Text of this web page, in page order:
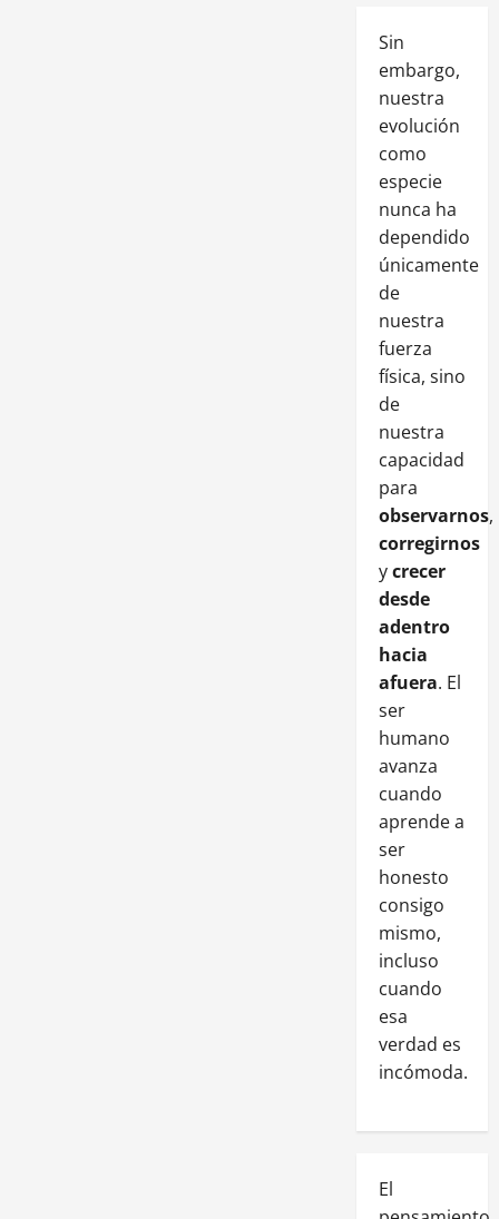
Sin
embargo,
nuestra
evolución
como
especie
nunca ha
dependido
únicamente
de
nuestra
fuerza
física, sino
de
nuestra
capacidad
para
observarnos,
corregirnos
ycrecer
desde
adentro
hacia
afuera. El
ser
humano
avanza
cuando
aprende a
ser
honesto
consigo
mismo,
incluso
cuando
esa
verdad es
incómoda.
El